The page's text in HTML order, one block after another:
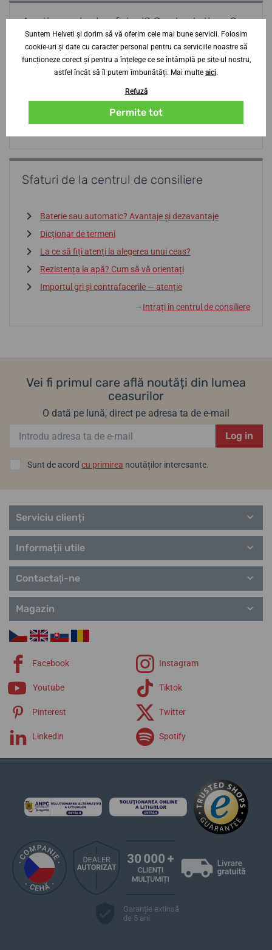
Aveți nevoie de sfaturi? Contactați-ne?
specialist
Jiří Štencek
9-19
Vi-Sb9-16
Sfaturi de la centrul de consiliere
Baterie sau automatic? Avantaje și dezavantaje
Dicționar de termeni
La ce să fiți atenți la alegerea unui ceas?
Rezistența la apă? Cum să vă orientați
Importul gri și contrafacerile — atenție
↓ Intrați în centrul de consiliere
Vei fi primul care află noutăți din lumea
ceasurilor
O dată pe lună, direct pe adresa ta de e-mail
Log in
Sunt de acord cu primirea noutăților interesante.
Serviciu clienți
Informații utile
Contactaţi-ne
Magazin
Facebook Instagram
Youtube Tiktok
Pinterest Twitter
Linkedin Spotify
Garanție extinsă
de 5 ani
Suntem Helveti și dorim să vă oferim cele mai bune servicii. Folosim
cookie-uri și date cu caracter personal pentru ca serviciile noastre să
funcționeze corect și pentru a înțelege ce se întâmplă pe site-ul nostru,
astfel încât să îl putem îmbunătăți. Mai multe aici.
Refuză
Permite tot